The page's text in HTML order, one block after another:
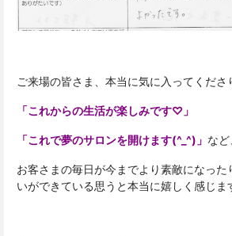
ご来場の皆さま、本当に気に入ってくださ
「これからの生活が楽しみです♡」
「これで夢のサロンを開けます(^_^)」 など
お客さまの毎日が今までより素敵になっ
いができている思うと本当に嬉しく感じま